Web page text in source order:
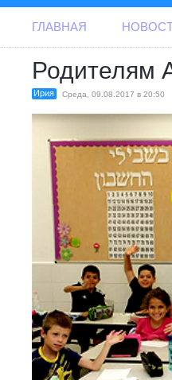
ГЛАВНАЯ
Родителям
Ирия Среда, 09.08.2017 в 20:50